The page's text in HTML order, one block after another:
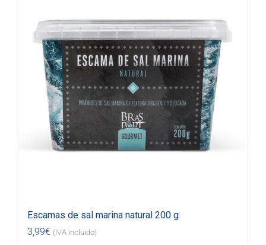
Escamas de sal marina natural 200 g
3,99€ (IVA incluido)